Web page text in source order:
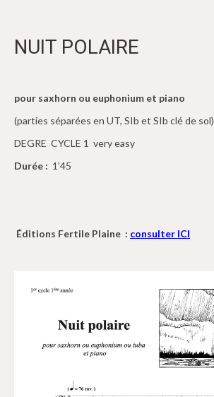
NUIT POLAIRE
pour saxhorn ou euphonium et piano
(parties séparées en UT, SIb et SIb clé de sol)
DEGRE CYCLE 1 very easy
Durée : 1’45
Éditions Fertile Plaine : consulter ICI